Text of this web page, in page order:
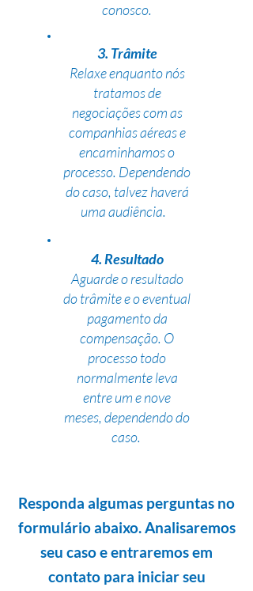
conosco.
3. Trâmite
Relaxe enquanto nós
tratamos de
negociações com as
companhias aéreas e
encaminhamos o
processo. Dependendo
do caso, talvez haverá
uma audiência.
4. Resultado
Aguarde o resultado
do trâmite e o eventual
pagamento da
compensação. O
processo todo
normalmente leva
entre um e nove
meses, dependendo do
caso.
Responda algumas perguntas no
formulário abaixo. Analisaremos
seu caso e entraremos em
contato para iniciar seu